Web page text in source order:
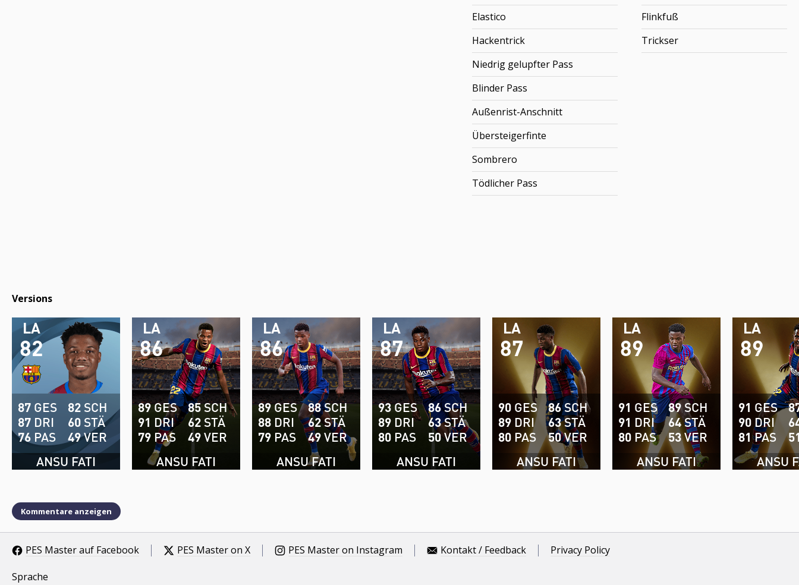
Elastico
Hackentrick
Niedrig gelupfter Pass
Blinder Pass
Außenrist-Anschnitt
Übersteigerfinte
Sombrero
Tödlicher Pass
Flinkfuß
Trickser
Versions
82
LA
ANSU FATI
87 GES
87 DRI
76 PAS
82 SCH
60 STÄ
49VER
86
LA
ANSU FATI
89 GES
91 DRI
79 PAS
85SCH
62 STÄ
49VER
86
LA
ANSU FATI
89 GES
88 DRI
79 PAS
88SCH
62STÄ
49VER
87
LA
ANSU FATI
93 GES
89 DRI
80 PAS
86 SCH
63STÄ
50VER
87
LA
ANSU FATI
90 GES
89 DRI
80 PAS
86 SCH
63STÄ
50VER
89
LA
ANSU FATI
91 GES
91 DRI
80 PAS
89 SCH
64STÄ
53VER
89
LA
ANSU
91 GES
90 DRI
81 PAS
Kommentare anzeigen
PES Master auf Facebook PES Master on X PES Master on Instagram Kontakt / Feedback Privacy Policy
Sprache